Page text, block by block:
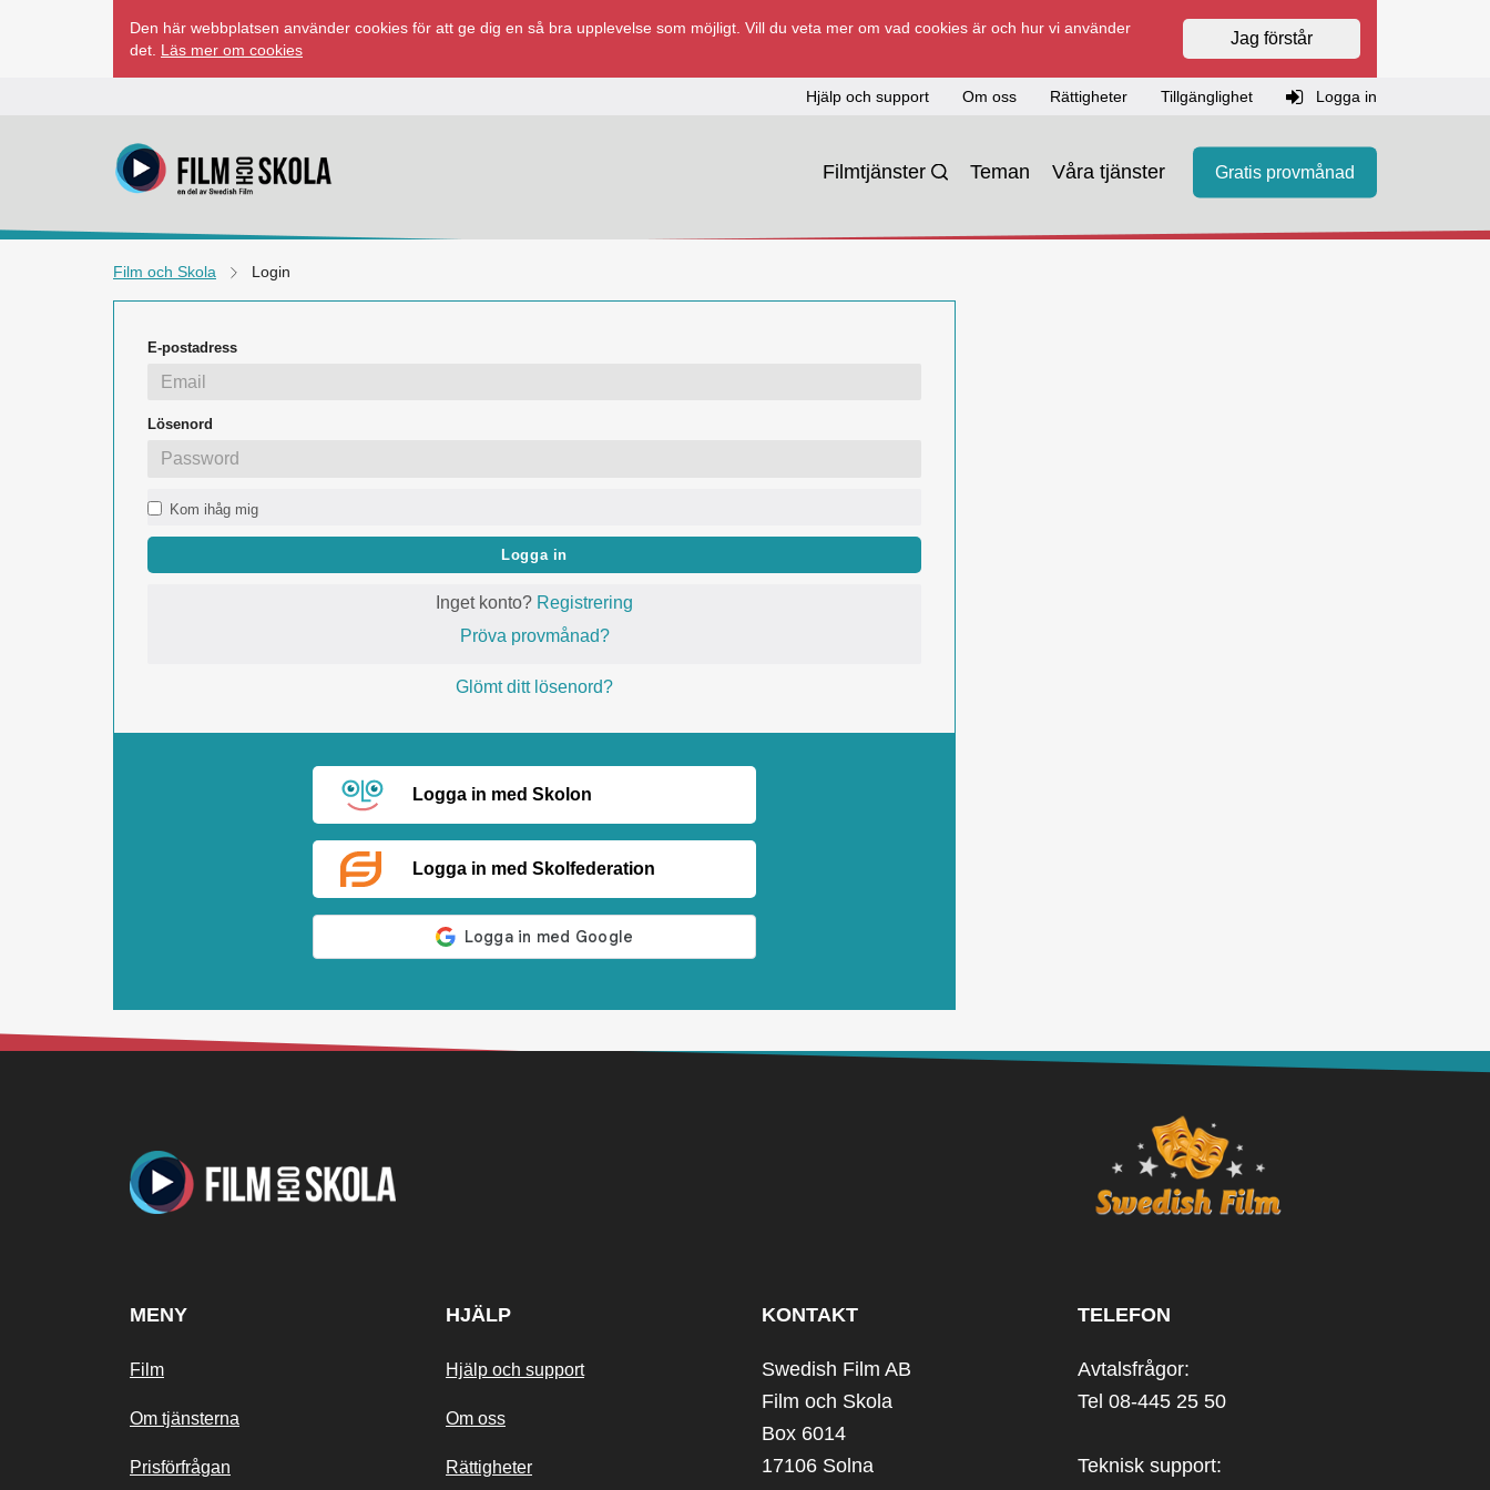
Den här webbplatsen använder cookies för att ge dig en så bra upplevelse som möjligt. Vill du veta mer om vad cookies är och hur vi använder
det. Läs mer om cookies
Jag förstår
Hjälp och support Om oss Rättigheter Tillgänglighet Logga in
Filmtjänster Teman Våra tjänster Gratis provmånad
Film och Skola Login
E-postadress
Lösenord
Kom ihåg mig
Logga in
Inget konto? Registrering
Pröva provmånad?
Glömt ditt lösenord?
Logga in med Skolon
Logga in med Skolfederation
MENY
Film
Om tjänsterna
Prisförfrågan
HJÄLP
Hjälp och support
Om oss
Rättigheter
KONTAKT
Swedish Film AB
Film och Skola
Box 6014
17106 Solna
TELEFON
Avtalsfrågor:
Tel 08-445 25 50
Teknisk support: